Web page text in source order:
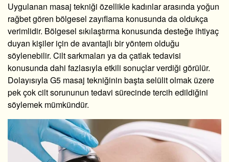
Uygulanan masaj tekniği özellikle kadınlar arasında yoğun
rağbet gören bölgesel zayıflama konusunda da oldukça
verimlidir. Bölgesel sıkılaştırma konusunda desteğe ihtiyaç
duyan kişiler için de avantajlı bir yöntem olduğu
söylenebilir. Cilt sarkmaları ya da çatlak tedavisi
konusunda dahi fazlasıyla etkili sonuçlar verdiği görülür.
Dolayısıyla G5 masaj tekniğinin başta selülit olmak üzere
pek çok cilt sorununun tedavi sürecinde tercih edildiğini
söylemek mümkündür.